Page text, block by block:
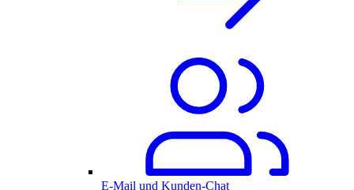
E-Mail und Kunden-Chat